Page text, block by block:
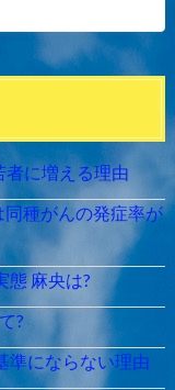
者に増える理由
種がんの発症率が
態 麻央は?
?
準にならない理由